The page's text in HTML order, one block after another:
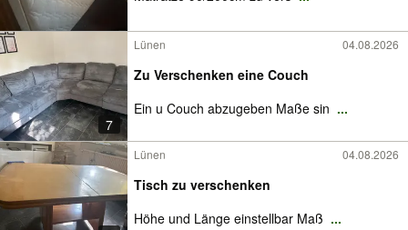
7
Lünen 04.08.2026
Zu Verschenken eine Couch
Ein u Couch abzugeben Maße sin ...
Lünen 04.08.2026
Tisch zu verschenken
Höhe und Länge einstellbar Maß ...